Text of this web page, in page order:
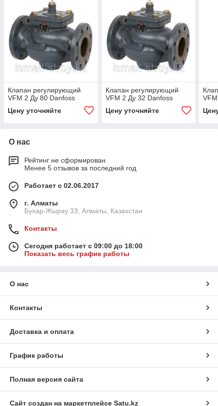
Клапан регулирующий
VFM 2 Ду 80 Danfoss
Цену уточняйте
Клапан регулирующий
VFM 2 Ду 32 Danfoss
Цену уточняйте
О нас
Рейтинг не сформирован
Менее 5 отзывов за последний год
Работает с 02.06.2017
г. Алматы
Бухар-Жырау 33, Алматы, Казахстан
Контакты
Сегодня работает с 09:00 до 18:00
Показать весь график работы
О нас
Контакты
Доставка и оплата
График работы
Полная версия сайта
Сайт создан на маркетплейсе Satu.kz